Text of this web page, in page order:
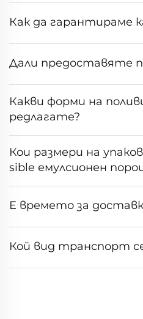
Как да гарантираме
Дали предоставяте
Какви форми на
редлагате?
Кои размери на
sible емулсионен
Е времето за
Кой вид транспорт